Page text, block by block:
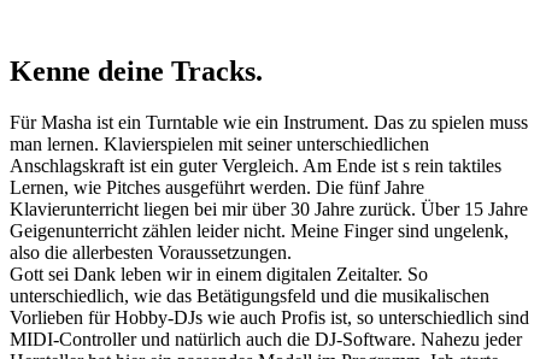
Kenne deine Tracks.
Für Masha ist ein Turntable wie ein Instrument. Das zu spielen muss
man lernen. Klavierspielen mit seiner unterschiedlichen
Anschlagskraft ist ein guter Vergleich. Am Ende ist s rein taktiles
Lernen, wie Pitches ausgeführt werden. Die fünf Jahre
Klavierunterricht liegen bei mir über 30 Jahre zurück. Über 15 Jahre
Geigenunterricht zählen leider nicht. Meine Finger sind ungelenk,
also die allerbesten Voraussetzungen.
Gott sei Dank leben wir in einem digitalen Zeitalter. So
unterschiedlich, wie das Betätigungsfeld und die musikalischen
Vorlieben für Hobby-DJs wie auch Profis ist, so unterschiedlich sind
MIDI-Controller und natürlich auch die DJ-Software. Nahezu jeder